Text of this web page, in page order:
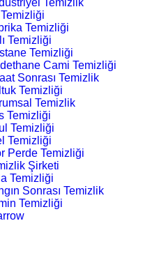
Temizlik
Temizliği
Temizliği
Temizliği
Cami Temizliği
Sonrası Temizlik
Temizliği
Temizlik
Temizliği
Temizliği
Temizliği
Perde Temizliği
Şirketi
Temizliği
Sonrası Temizlik
Temizliği